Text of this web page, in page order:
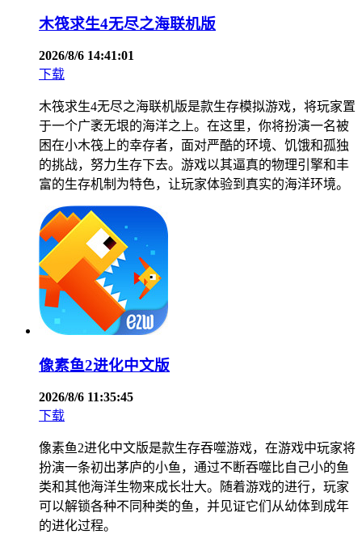
木筏求生4无尽之海联机版
2026/8/6 14:41:01
下载
木筏求生4无尽之海联机版是款生存模拟游戏，将玩家置
于一个广袤无垠的海洋之上。在这里，你将扮演一名被
困在小木筏上的幸存者，面对严酷的环境、饥饿和孤独
的挑战，努力生存下去。游戏以其逼真的物理引擎和丰
富的生存机制为特色，让玩家体验到真实的海洋环境。
像素鱼2进化中文版
2026/8/6 11:35:45
下载
像素鱼2进化中文版是款生存吞噬游戏，在游戏中玩家将
扮演一条初出茅庐的小鱼，通过不断吞噬比自己小的鱼
类和其他海洋生物来成长壮大。随着游戏的进行，玩家
可以解锁各种不同种类的鱼，并见证它们从幼体到成年
的进化过程。